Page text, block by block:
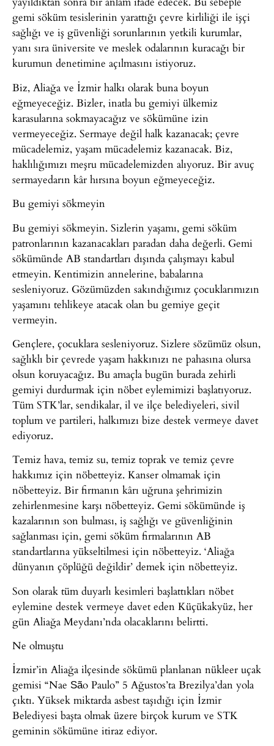
gemi söküm tesislerinin yarattığı çevre kirliliği ile işçi
sağlığı ve iş güvenliği sorunlarının yetkili kurumlar,
yanı sıra üniversite ve meslek odalarının kuracağı bir
kurumun denetimine açılmasını istiyoruz.
Biz, Aliağa ve İzmir halkı olarak buna boyun
eğmeyeceğiz. Bizler, inatla bu gemiyi ülkemiz
karasularına sokmayacağız ve sökümüne izin
vermeyeceğiz. Sermaye değil halk kazanacak; çevre
mücadelemiz, yaşam mücadelemiz kazanacak. Biz,
haklılığımızı meşru mücadelemizden alıyoruz. Bir avuç
sermayedarın kâr hırsına boyun eğmeyeceğiz.
Bu gemiyi sökmeyin
Bu gemiyi sökmeyin. Sizlerin yaşamı, gemi söküm
patronlarının kazanacakları paradan daha değerli. Gemi
sökümünde AB standartları dışında çalışmayı kabul
etmeyin. Kentimizin annelerine, babalarına
sesleniyoruz. Gözümüzden sakındığımız çocuklarımızın
yaşamını tehlikeye atacak olan bu gemiye geçit
vermeyin.
Gençlere, çocuklara sesleniyoruz. Sizlere sözümüz olsun,
sağlıklı bir çevrede yaşam hakkınızı ne pahasına olursa
olsun koruyacağız. Bu amaçla bugün burada zehirli
gemiyi durdurmak için nöbet eylemimizi başlatıyoruz.
Tüm STK’lar, sendikalar, il ve ilçe belediyeleri, sivil
toplum ve partileri, halkımızı bize destek vermeye davet
ediyoruz.
Temiz hava, temiz su, temiz toprak ve temiz çevre
hakkımız için nöbetteyiz. Kanser olmamak için
nöbetteyiz. Bir firmanın kârı uğruna şehrimizin
zehirlenmesine karşı nöbetteyiz. Gemi sökümünde iş
kazalarının son bulması, iş sağlığı ve güvenliğinin
sağlanması için, gemi söküm firmalarının AB
standartlarına yükseltilmesi için nöbetteyiz. ‘Aliağa
dünyanın çöplüğü değildir’ demek için nöbetteyiz.
Son olarak tüm duyarlı kesimleri başlattıkları nöbet
eylemine destek vermeye davet eden Küçükakyüz, her
gün Aliağa Meydanı’nda olacaklarını belirtti.
Ne olmuştu
İzmir’in Aliağa ilçesinde sökümü planlanan nükleer uçak
gemisi “Nae São Paulo” 5 Ağustos’ta Brezilya’dan yola
çıktı. Yüksek miktarda asbest taşıdığı için İzmir
Belediyesi başta olmak üzere birçok kurum ve STK
geminin sökümüne itiraz ediyor.